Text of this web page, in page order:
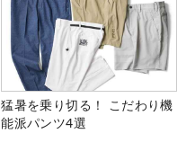
猛暑を乗り切る！ こだわり機
能派パンツ4選